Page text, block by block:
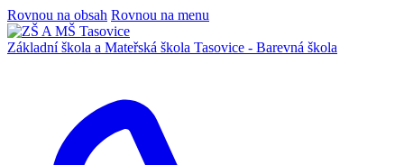
Rovnou na obsah Rovnou na menu
Základní škola a Mateřská škola Tasovice - Barevná škola